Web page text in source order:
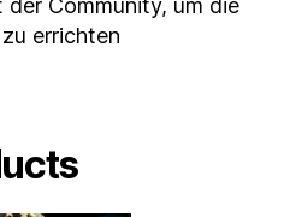
Community, um die
errichten